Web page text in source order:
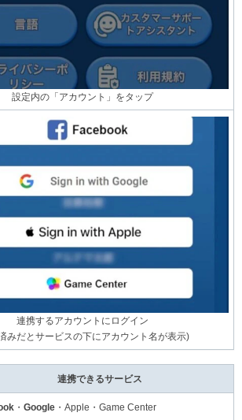
設定内の「アカウント」をタップ
連携するアカウントにログイン
みだとサービスの下にアカウント名が表示)
連携できるサービス
・ Google ・Apple・Game Center